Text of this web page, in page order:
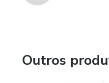
Outros